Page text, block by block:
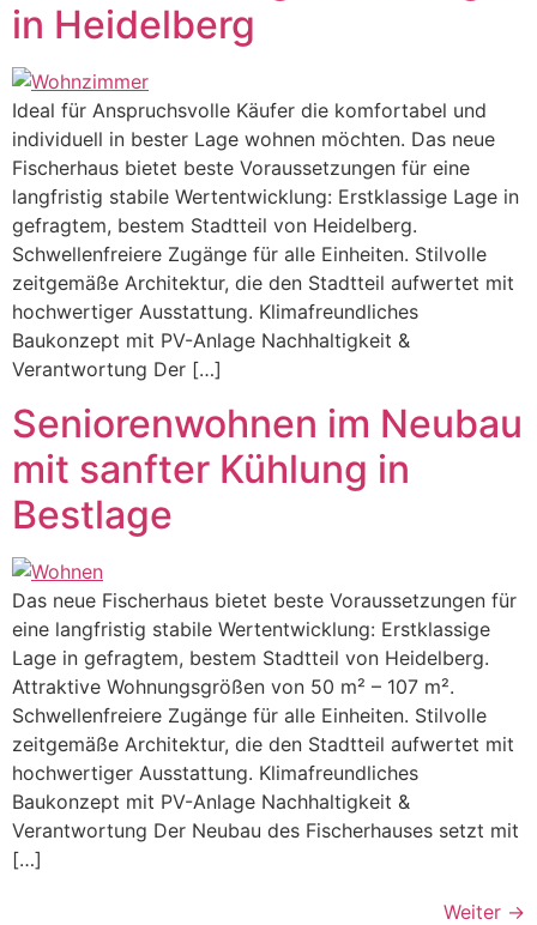
in Heidelberg
Ideal für Anspruchsvolle Käufer die komfortabel und
individuell in bester Lage wohnen möchten. Das neue
Fischerhaus bietet beste Voraussetzungen für eine
langfristig stabile Wertentwicklung: Erstklassige Lage in
gefragtem, bestem Stadtteil von Heidelberg.
Schwellenfreiere Zugänge für alle Einheiten. Stilvolle
zeitgemäße Architektur, die den Stadtteil aufwertet mit
hochwertiger Ausstattung. Klimafreundliches
Baukonzept mit PV-Anlage Nachhaltigkeit &
Verantwortung Der […]
Seniorenwohnen im Neubau
mit sanfter Kühlung in
Bestlage
Das neue Fischerhaus bietet beste Voraussetzungen für
eine langfristig stabile Wertentwicklung: Erstklassige
Lage in gefragtem, bestem Stadtteil von Heidelberg.
Attraktive Wohnungsgrößen von 50 m² – 107 m².
Schwellenfreiere Zugänge für alle Einheiten. Stilvolle
zeitgemäße Architektur, die den Stadtteil aufwertet mit
hochwertiger Ausstattung. Klimafreundliches
Baukonzept mit PV-Anlage Nachhaltigkeit &
Verantwortung Der Neubau des Fischerhauses setzt mit
[…]
Weiter →